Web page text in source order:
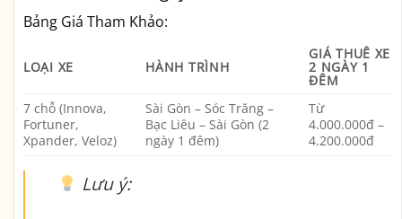
Bảng Giá Tham Khảo:
LOẠI XE HÀNH TRÌNH
GIÁ THUÊ XE
2 NGÀY 1
ĐÊM
7 chỗ (Innova,
Fortuner,
Xpander, Veloz)
Sài Gòn – Sóc Trăng –
Bạc Liêu – Sài Gòn (2
ngày 1 đêm)
Từ
4.000.000đ –
4.200.000đ
Lưu ý: